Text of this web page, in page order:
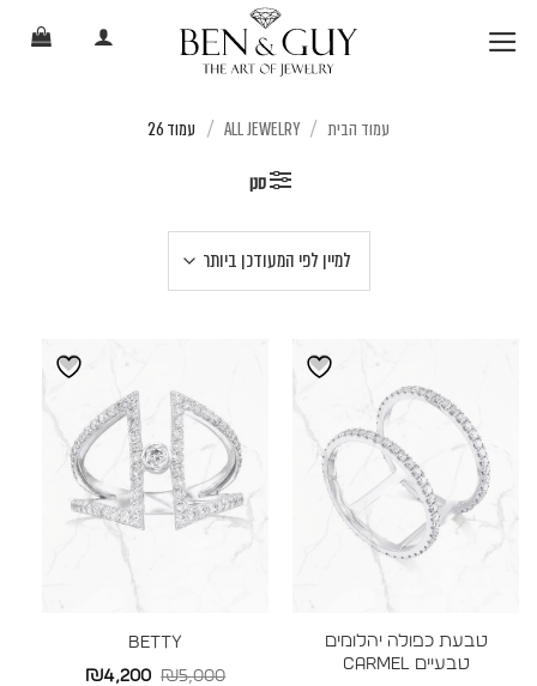
עמוד הבית /
ALL JEWELRY
/ עמוד 26
סנן
טבעת כפולה יהלומים
טבעיים CARMEL
BETTY
₪5,000
המחיר₪4,200